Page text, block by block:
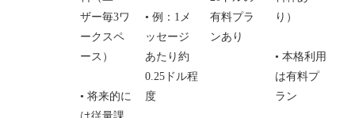
ザー毎3ワ
ークスペ
ース）
• 将来的に
• 例：1メ
ッセージ
あたり約
0.25ドル程
度
有料プラ
ンあり
り）
• 本格利用
は有料プ
ラン